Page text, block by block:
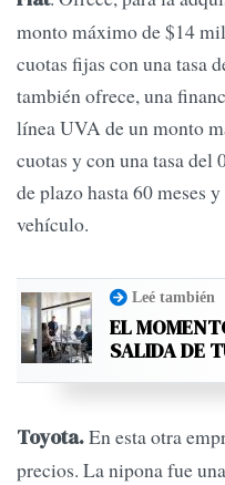
monto máximo de $14
cuotas fijas con una tasa
también ofrece, una
línea UVA de un monto
cuotas y con una tasa
de plazo hasta 60 meses
vehículo.
Leé también
EL
SALIDA DE
Toyota.En esta otra
precios. La nipona fue